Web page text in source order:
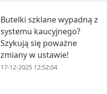
Butelki szklane wypadną z
systemu kaucyjnego?
Szykują się poważne
zmiany w ustawie!
17-12-2025 12:52:04